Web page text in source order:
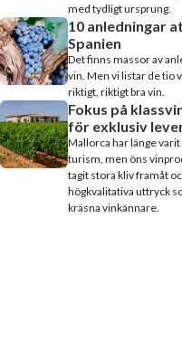
med tydligt ursprung.
10 anledningar
Spanien
Det finns massor av
vin. Men vi listar de tio
riktigt, riktigt bra vin.
Fokus på
för exklusiv
Mallorca har länge
turism, men öns
tagit stora kliv framåt
högkvalitativa uttryck
kräsna vinkännare.